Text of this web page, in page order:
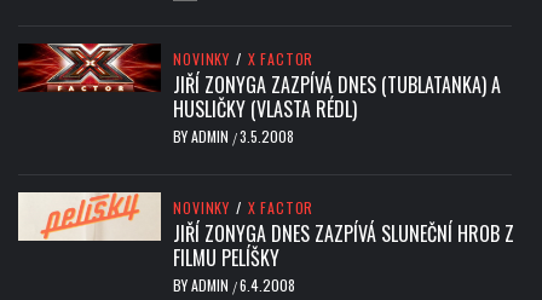
NOVINKY / X FACTOR
JIŘÍ ZONYGA ZAZPÍVÁ DNES (TUBLATANKA) A
HUSLIČKY (VLASTA RÉDL)
BYADMIN /3.5.2008
NOVINKY / X FACTOR
JIŘÍ ZONYGA DNES ZAZPÍVÁ SLUNEČNÍ HROB Z
FILMU PELÍŠKY
BYADMIN /6.4.2008